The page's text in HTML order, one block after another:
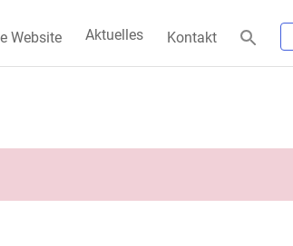
Website Aktuelles Kontakt